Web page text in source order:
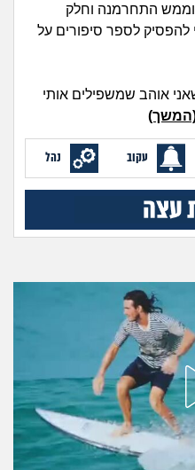
חברים ואנשים
מה שעובר עליי
שומרים על הגוף
פיננסי וכלכלה
חיות מחמד
יוקר המחיה
גאווה
התחרמנה וחלק
לספר סיפורים על
אוהב שמשפילים אותי
עקוב נהל